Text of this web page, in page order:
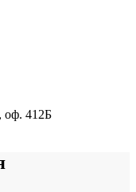
оф. 412Б